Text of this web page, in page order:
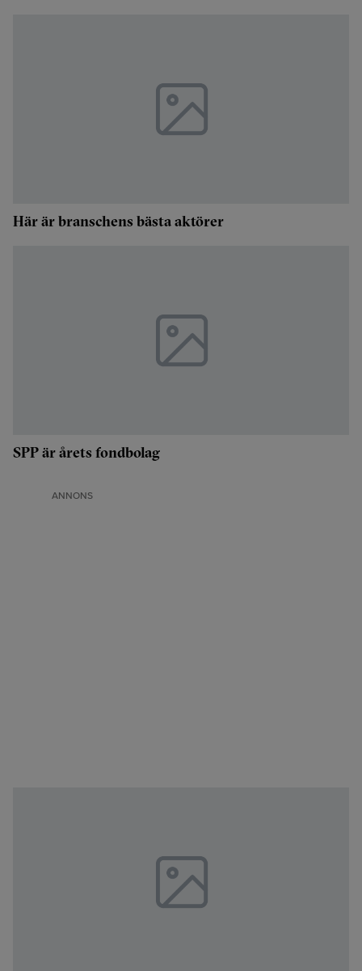
Här är branschens bästa aktörer
SPP är årets fondbolag
ANNONS